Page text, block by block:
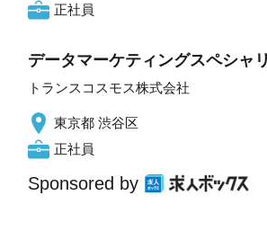
正社員
データマーケティングスペシャ
トランスコスモス株式会社
東京都 渋谷区
正社員
Sponsored by